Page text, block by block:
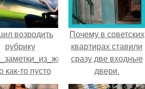
возродить
рубрику
как-то пусто
них в группе.
Почему в советских
квартирах ставили
сразу две входные
двери.